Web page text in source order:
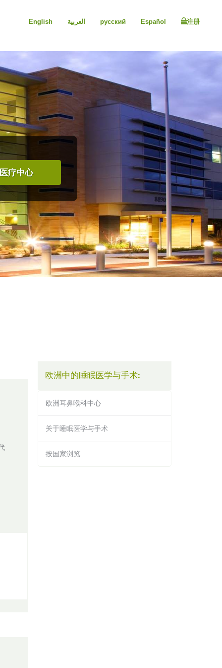
English العربية русский Español 注册
疗中心
欧洲中的睡眠医学与手术:
欧洲耳鼻喉科中心
关于睡眠医学与手术
按国家浏览